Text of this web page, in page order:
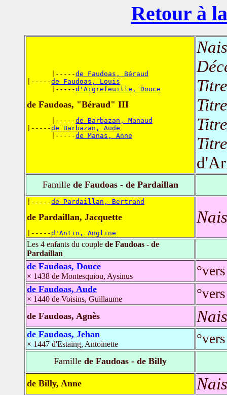
Retour à
      |-----
de Faudoas, Béraud
|-----de Faudoas, Louis
      |-----
d'Aigrefeuille, Douce
de Faudoas, "Béraud" III
      |-----
de Barbazan, Manaud
|-----de Barbazan, Aude
      |-----
de Manas, Anne
Famillede Faudoas - de Pardaillan
|-----de Pardaillan, Bertrand
de Pardaillan, Jacquette
|-----d'Antin, Angline
Les 4 enfants du couple de Faudoas - de
Pardaillan
de Faudoas, Douce
× 1438 de Montesquiou, Aysinus
de Faudoas, Aude
× 1440 de Voisins, Guillaume
de Faudoas, Agnès
de Faudoas, Jehan
× 1447 d'Estaing, Antoinette
Famille de Faudoas - de Billy
de Billy, Anne